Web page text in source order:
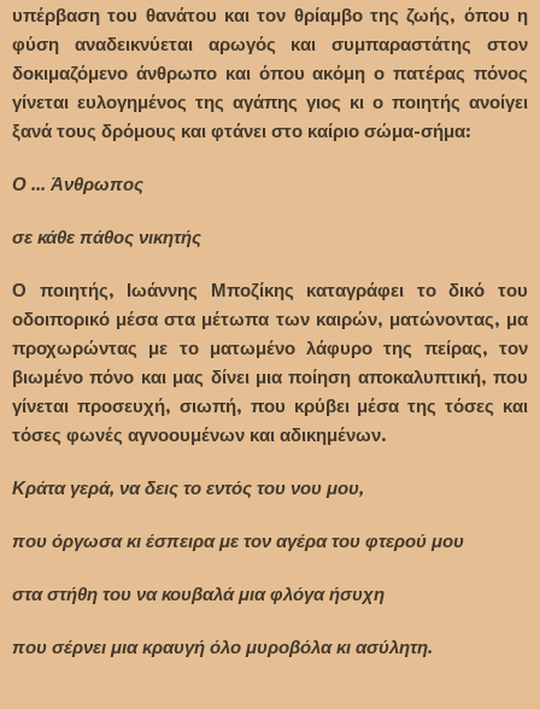
υπέρβαση του θανάτου και τον θρίαμβο της ζωής, όπου η
φύση αναδεικνύεται αρωγός και συμπαραστάτης στον
δοκιμαζόμενο άνθρωπο και όπου ακόμη ο πατέρας πόνος
γίνεται ευλογημένος της αγάπης γιος κι ο ποιητής ανοίγει
ξανά τους δρόμους και φτάνει στο καίριο σώμα-σήμα:
Ο ... Άνθρωπος
σε κάθε πάθος νικητής
Ο ποιητής, Ιωάννης Μποζίκης καταγράφει το δικό του
οδοιπορικό μέσα στα μέτωπα των καιρών, ματώνοντας, μα
προχωρώντας με το ματωμένο λάφυρο της πείρας, τον
βιωμένο πόνο και μας δίνει μια ποίηση αποκαλυπτική, που
γίνεται προσευχή, σιωπή, που κρύβει μέσα της τόσες και
τόσες φωνές αγνοουμένων και αδικημένων.
Κράτα γερά, να δεις το εντός του νου μου,
που όργωσα κι έσπειρα με τον αγέρα του φτερού μου
στα στήθη του να κουβαλά μια φλόγα ήσυχη
που σέρνει μια κραυγή όλο μυροβόλα κι ασύλητη.